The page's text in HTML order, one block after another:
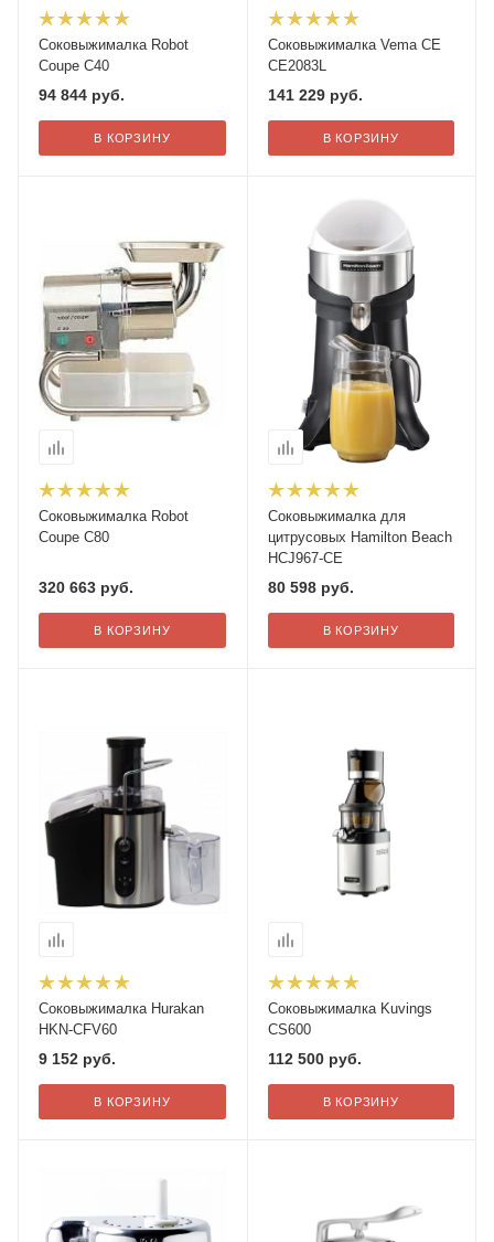
Соковыжималка Robot
Coupe C40
94 844 руб.
В КОРЗИНУ
Соковыжималка Vema CE
CE2083L
141 229руб.
В КОРЗИНУ
Соковыжималка Robot
Coupe C80
320 663 руб.
В КОРЗИНУ
Соковыжималка для
цитрусовых Hamilton Beach
HCJ967-CE
80 598руб.
В КОРЗИНУ
Соковыжималка Hurakan
HKN-CFV60
9 152 руб.
В КОРЗИНУ
Соковыжималка Kuvings
CS600
112 500руб.
В КОРЗИНУ